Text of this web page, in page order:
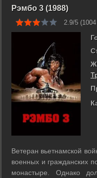
Рэмбо 3 (1988)
2.9/5 (1004
Ветеран вьетнамской
военных и гражданских
монастыре. Однако